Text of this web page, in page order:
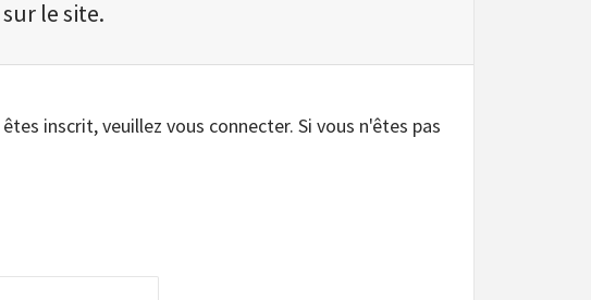
le site.
inscrit, veuillez vous connecter. Si vous n'êtes pas